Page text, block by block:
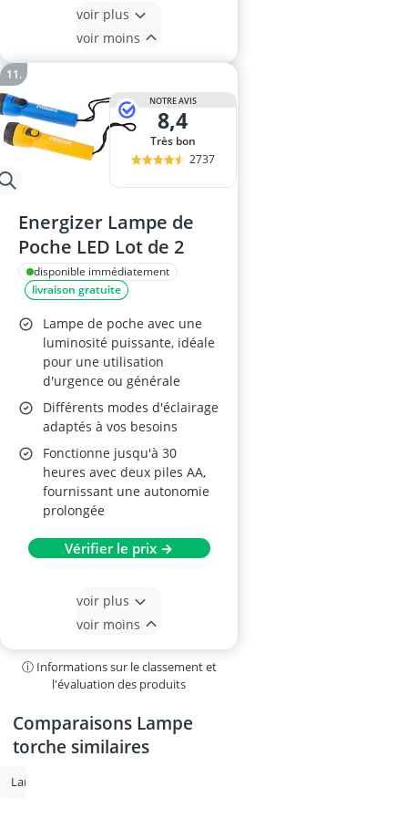
voir plus
voir moins
NOTRE AVIS
8,4
Très bon
2737
Energizer Lampe de
Poche LED Lot de 2
disponible immédiatement
livraison gratuite
Lampe de poche avec une
luminosité puissante, idéale
pour une utilisation
d'urgence ou générale
Différents modes d'éclairage
adaptés à vos besoins
Fonctionne jusqu'à 30
heures avec deux piles AA,
fournissant une autonomie
prolongée
Vérifier le prix →
voir plus
voir moins
ⓘ Informations sur le classement et
l'évaluation des produits
Comparaisons Lampe
torche similaires
Lampe de poche